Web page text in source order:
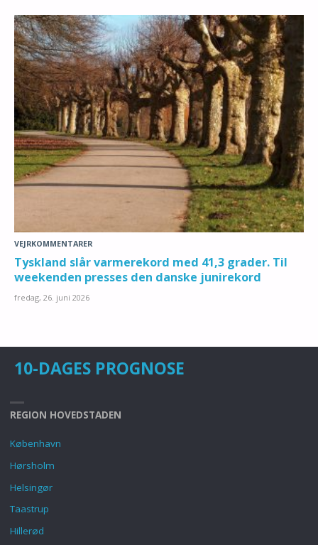
VEJRKOMMENTARER
Tyskland slår varmerekord med 41,3 grader. Til
weekenden presses den danske junirekord
fredag, 26. juni 2026
10-DAGES PROGNOSE
REGION HOVEDSTADEN
København
Hørsholm
Helsingør
Taastrup
Hillerød